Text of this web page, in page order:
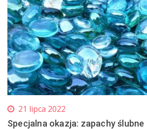
21 lipca 2022
Specjalna okazja: zapachy ślubne